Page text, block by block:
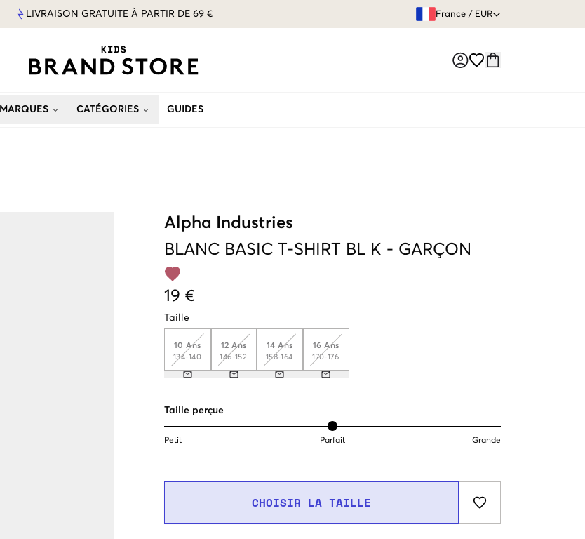
LIVRAISON GRATUITE À PARTIR DE 69 € GARANTIE DE
France / EUR
MARQUES CATÉGORIES GUIDES
Alpha Industries
BLANC BASIC T-SHIRT BL K - GARÇON
19 €
Taille
10 Ans
134-140
12 Ans
146-152
14 Ans
158-164
16 Ans
170-176
Taille perçue
Petit Parfait Grande
CHOISIR LA TAILLE